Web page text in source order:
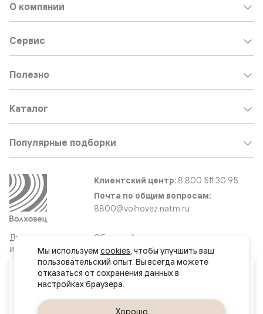
Ваш город
Великий Новгород
Двери
и интерьерные
решения
О компании
Сервис
Полезно
Каталог
Популярные подборки
Клиентский центр: 8 800 511 30 95
Почта по общим вопросам:
8800@volhovez.natm.ru
Обратный звонок
Сайт не является публичной офертой
Правовая информация
Мы используем cookies, чтобы улучшить ваш
пользовательский опыт. Вы всегда можете
отказаться от сохранения данных в
Хорошо